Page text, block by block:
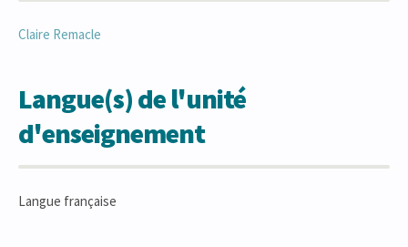
Claire Remacle
Langue(s) de l'unité
d'enseignement
Langue française